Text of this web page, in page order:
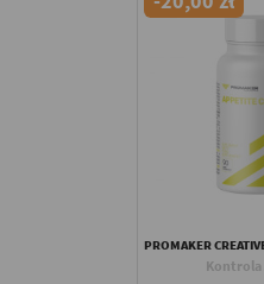
PROMAKER